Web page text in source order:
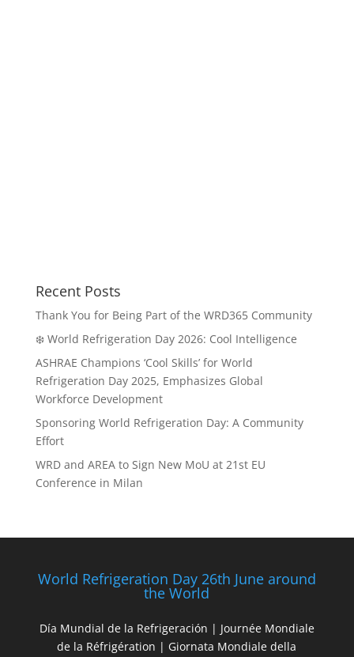
Recent Posts
Thank You for Being Part of the WRD365 Community
❄️ World Refrigeration Day 2026: Cool Intelligence
ASHRAE Champions ‘Cool Skills’ for World
Refrigeration Day 2025, Emphasizes Global
Workforce Development
Sponsoring World Refrigeration Day: A Community
Effort
WRD and AREA to Sign New MoU at 21st EU
Conference in Milan
World Refrigeration Day 26th June around
the World
Día Mundial de la Refrigeración | Journée Mondiale
de la Réfrigération | Giornata Mondiale della